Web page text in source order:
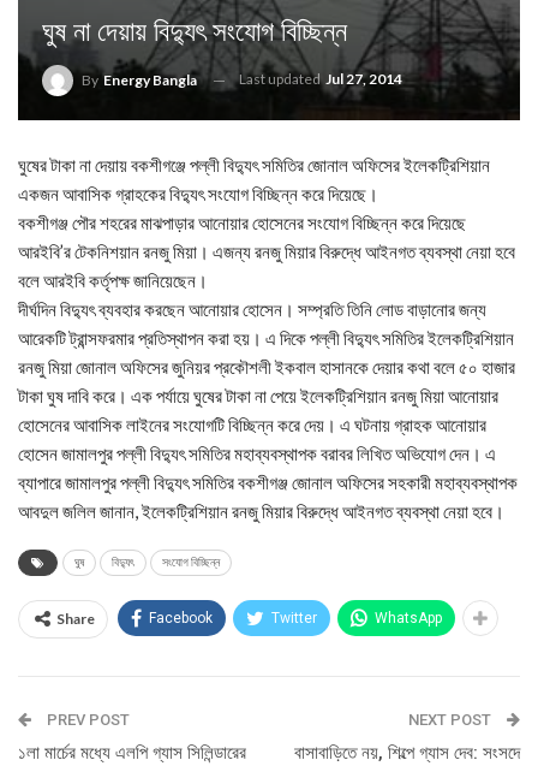
ঘুষ না দেয়ায় বিদ্যুৎ সংযোগ বিচ্ছিন্ন
By Energy Bangla Last updated Jul 27, 2014
ঘুষের টাকা না দেয়ায় বকশীগঞ্জে পল্লী বিদ্যুৎ সমিতির জোনাল অফিসের ইলেকট্রিশিয়ান
একজন আবাসিক গ্রাহকের বিদ্যুৎ সংযোগ বিচ্ছিন্ন করে দিয়েছে।
বকশীগঞ্জ পৌর শহরের মাঝপাড়ার আনোয়ার হোসেনের সংযোগ বিচ্ছিন্ন করে দিয়েছে
আরইবি’র টেকনিশয়ান রনজু মিয়া। এজন্য রনজু মিয়ার বিরুদ্ধে আইনগত ব্যবস্থা নেয়া হবে
বলে আরইবি কর্তৃপক্ষ জানিয়েছেন।
দীর্ঘদিন বিদ্যুৎ ব্যবহার করছেন আনোয়ার হোসেন। সম্প্রতি তিনি লোড বাড়ানোর জন্য
আরেকটি ট্রান্সফরমার প্রতিস্থাপন করা হয়। এ দিকে পল্লী বিদ্যুৎ সমিতির ইলেকট্রিশিয়ান
রনজু মিয়া জোনাল অফিসের জুনিয়র প্রকৌশলী ইকবাল হাসানকে দেয়ার কথা বলে ৫০ হাজার
টাকা ঘুষ দাবি করে। এক পর্যায়ে ঘুষের টাকা না পেয়ে ইলেকট্রিশিয়ান রনজু মিয়া আনোয়ার
হোসেনের আবাসিক লাইনের সংযোগটি বিচ্ছিন্ন করে দেয়। এ ঘটনায় গ্রাহক আনোয়ার
হোসেন জামালপুর পল্লী বিদ্যুৎ সমিতির মহাব্যবস্থাপক বরাবর লিখিত অভিযোগ দেন। এ
ব্যাপারে জামালপুর পল্লী বিদ্যুৎ সমিতির বকশীগঞ্জ জোনাল অফিসের সহকারী মহাব্যবস্থাপক
আবদুল জলিল জানান, ইলেকট্রিশিয়ান রনজু মিয়ার বিরুদ্ধে আইনগত ব্যবস্থা নেয়া হবে।
ঘুষ বিদ্যুৎ সংযোগ বিচ্ছিন্ন
Share Facebook Twitter WhatsApp
PREV POST
১লা মার্চের মধ্যে এলপি গ্যাস সিলিন্ডারের
NEXT POST
বাসাবাড়িতে নয়, শিল্পে গ্যাস দেব: সংসদে